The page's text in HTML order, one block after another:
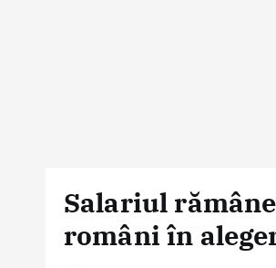
Salariul
români în